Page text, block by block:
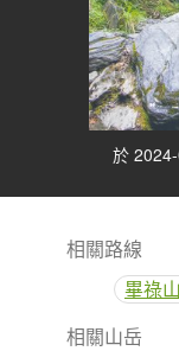
於
相關路線
畢祿
相關山岳